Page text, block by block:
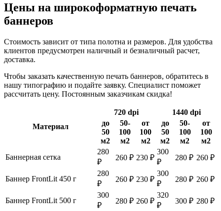
Цены на широкоформатную печать
баннеров
Стоимость зависит от типа полотна и размеров. Для удобства
клиентов предусмотрен наличный и безналичный расчет,
доставка.
Чтобы заказать качественную печать баннеров, обратитесь в
нашу типографию и подайте заявку. Специалист поможет
рассчитать цену. Постоянным заказчикам скидка!
Материал
720 dpi
1440 dpi
до
50
м2
50-
100
м2
от
100
м2
до
50
м2
50-
100
м2
от
100
м2
Баннерная сетка
280
₽
260 ₽ 230 ₽
300
₽
280 ₽ 260 ₽
Баннер FrontLit 450 г
280
₽
260 ₽ 230 ₽
300
₽
280 ₽ 260 ₽
Баннер FrontLit 500 г
300
₽
280 ₽ 260 ₽
320
₽
300 ₽ 280 ₽